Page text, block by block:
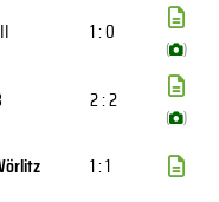
1 : 0
( )
2 : 2
( )
1 : 1